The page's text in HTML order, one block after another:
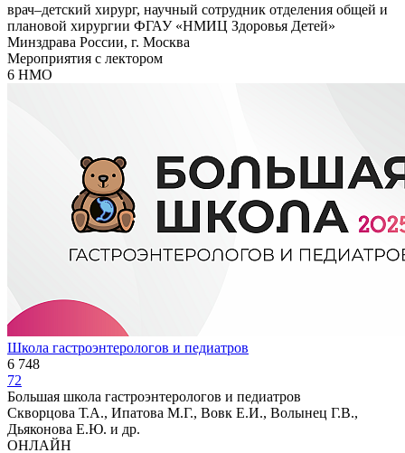
врач–детский хирург, научный сотрудник отделения общей и
плановой хирургии ФГАУ «НМИЦ Здоровья Детей»
Минздрава России, г. Москва
Мероприятия с лектором
6 НМО
Школа гастроэнтерологов и педиатров
6 748
72
Большая школа гастроэнтерологов и педиатров
Скворцова Т.А., Ипатова М.Г., Вовк Е.И., Волынец Г.В.,
Дьяконова Е.Ю. и др.
ОНЛАЙН